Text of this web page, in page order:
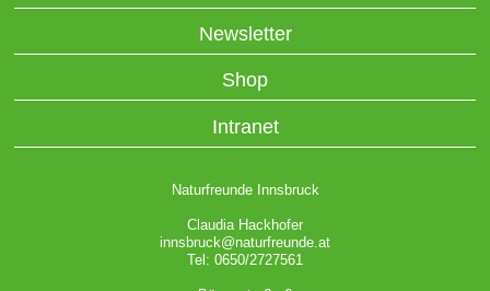
Newsletter
Shop
Intranet
Naturfreunde Innsbruck
Claudia Hackhofer
innsbruck@naturfreunde.at
Tel: 0650/2727561